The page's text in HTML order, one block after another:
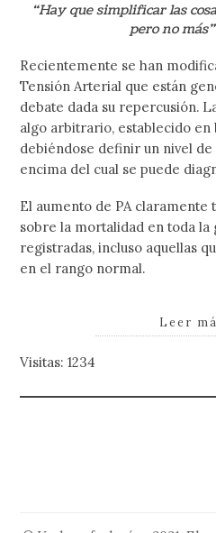
“Hay que simplificar las
pero no más”
Recientemente se han
Tensión Arterial que están
debate dada su repercusión.
algo arbitrario, establecido en
debiéndose definir un nivel
encima del cual se puede
El aumento de PA
sobre la mortalidad en toda la
registradas, incluso aquellas
en el rango normal.
Leer
Visitas: 1234